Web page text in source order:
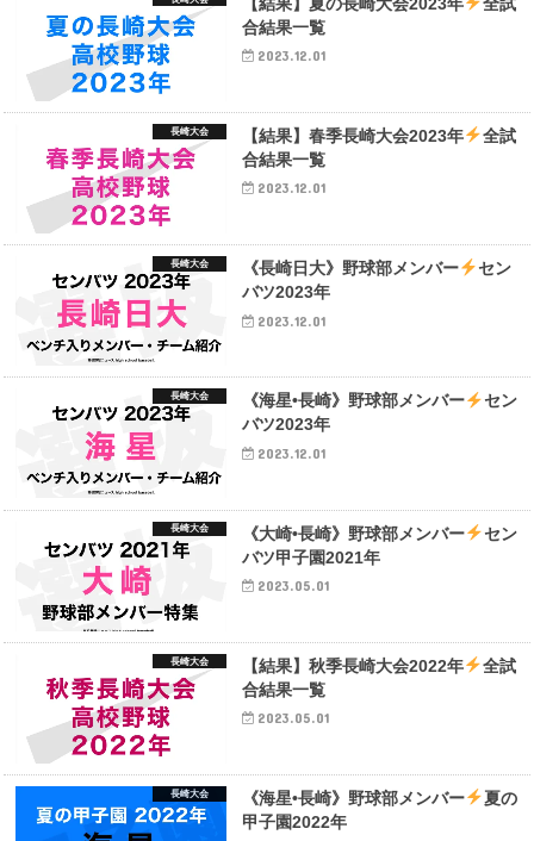
合結果一覧
2023.12.01
長崎大会 【結果】春季長崎大会2023年
全試
合結果一覧
2023.12.01
長崎大会 《長崎日大》野球部メンバー
セン
バツ2023年
2023.12.01
長崎大会 《海星•長崎》野球部メンバー
セン
バツ2023年
2023.12.01
長崎大会 《大崎•長崎》野球部メンバー
セン
バツ甲子園2021年
2023.05.01
長崎大会 【結果】秋季長崎大会2022年
全試
合結果一覧
2023.05.01
長崎大会 《海星•長崎》野球部メンバー
夏の
甲子園2022年